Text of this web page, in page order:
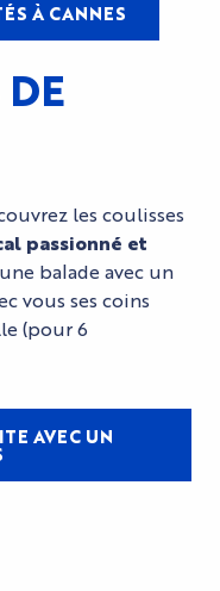
À CANNES
DE
les coulisses
passionné et
balade avec un
vous ses coins
(pour 6
AVEC UN